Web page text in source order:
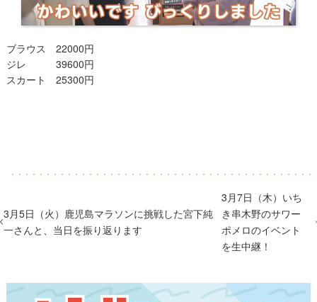
ブラウス 22000円
ジレ 39600円
スカート 25300円
3月5日（火）鹿児島マラソンに挑戦した宮下純
一さんと、当日を振り返ります
3月7日（木）いち
き串木野のサワー
ポメロのイベント
を生中継！